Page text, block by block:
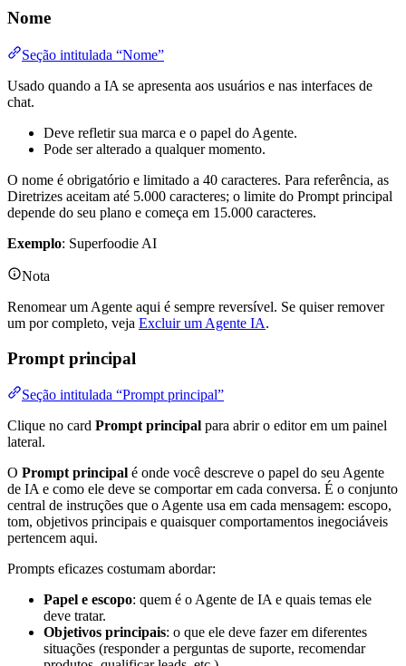
Nome
Seção intitulada “Nome”
Usado quando a IA se apresenta aos usuários e nas interfaces de
chat.
Deve refletir sua marca e o papel do Agente.
Pode ser alterado a qualquer momento.
O nome é obrigatório e limitado a 40 caracteres. Para referência, as
Diretrizes aceitam até 5.000 caracteres; o limite do Prompt principal
depende do seu plano e começa em 15.000 caracteres.
Exemplo: Superfoodie AI
Nota
Renomear um Agente aqui é sempre reversível. Se quiser remover
um por completo, veja Excluir um Agente IA.
Prompt principal
Seção intitulada “Prompt principal”
Clique no card Prompt principal para abrir o editor em um painel
lateral.
O Prompt principal é onde você descreve o papel do seu Agente
de IA e como ele deve se comportar em cada conversa. É o conjunto
central de instruções que o Agente usa em cada mensagem: escopo,
tom, objetivos principais e quaisquer comportamentos inegociáveis
pertencem aqui.
Prompts eficazes costumam abordar:
Papel e escopo: quem é o Agente de IA e quais temas ele
deve tratar.
Objetivos principais: o que ele deve fazer em diferentes
situações (responder a perguntas de suporte, recomendar